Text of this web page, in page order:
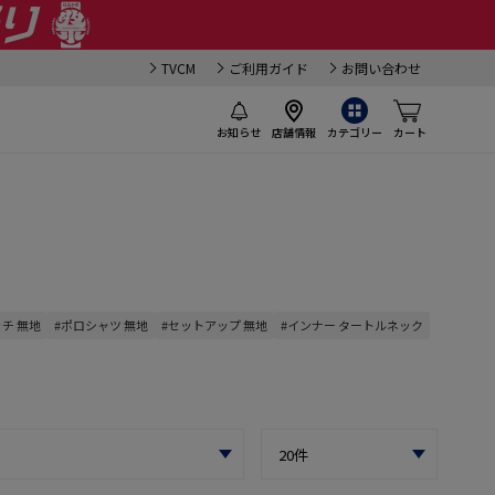
TVCM ご利用ガイド お問い合わせ
お知らせ 店舗情報 カテゴリー カート
無地 #ポロシャツ 無地 #セットアップ 無地 #インナー タートルネック